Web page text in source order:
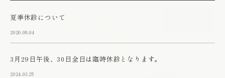
夏季休診について
2026.08.04
3月29日午後、30日全日は臨時休診となります。
2024.03.25